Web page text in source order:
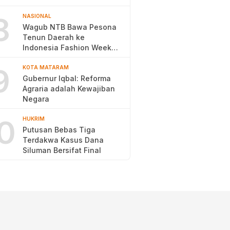
NASIONAL
Wagub NTB Bawa Pesona
Tenun Daerah ke
Indonesia Fashion Week
KOTA MATARAM
Gubernur Iqbal: Reforma
Agraria adalah Kewajiban
Negara
HUKRIM
Putusan Bebas Tiga
Terdakwa Kasus Dana
Siluman Bersifat Final